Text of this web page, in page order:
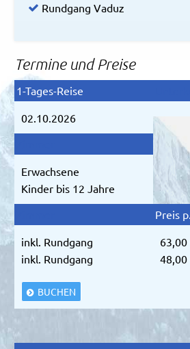
Rundgang Vaduz
Termine und Preise
02.10.2026
Erwachsene
Kinder bis 12 Jahre
inkl. Rundgang
inkl. Rundgang
63,00
48,00
BUCHEN